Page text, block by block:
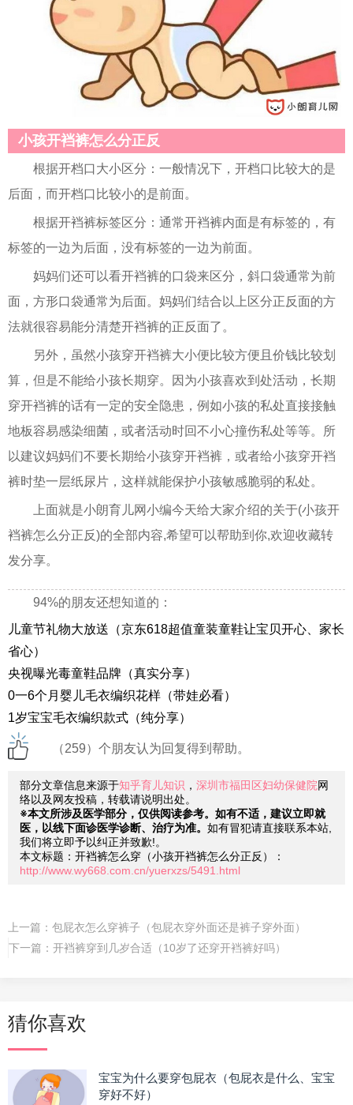
小孩开裆裤怎么分正反
根据开档口大小区分：一般情况下，开档口比较大的是
后面，而开档口比较小的是前面。
根据开裆裤标签区分：通常开裆裤内面是有标签的，有
标签的一边为后面，没有标签的一边为前面。
妈妈们还可以看开裆裤的口袋来区分，斜口袋通常为前
面，方形口袋通常为后面。妈妈们结合以上区分正反面的方
法就很容易能分清楚开裆裤的正反面了。
另外，虽然小孩穿开裆裤大小便比较方便且价钱比较划
算，但是不能给小孩长期穿。因为小孩喜欢到处活动，长期
穿开裆裤的话有一定的安全隐患，例如小孩的私处直接接触
地板容易感染细菌，或者活动时回不小心撞伤私处等等。所
以建议妈妈们不要长期给小孩穿开裆裤，或者给小孩穿开裆
裤时垫一层纸尿片，这样就能保护小孩敏感脆弱的私处。
上面就是小朗育儿网小编今天给大家介绍的关于(小孩开
裆裤怎么分正反)的全部内容,希望可以帮助到你,欢迎收藏转
发分享。
94%的朋友还想知道的：
儿童节礼物大放送（京东618超值童装童鞋让宝贝开心、家长
省心）
央视曝光毒童鞋品牌（真实分享）
0一6个月婴儿毛衣编织花样（带娃必看）
1岁宝宝毛衣编织款式（纯分享）
（259）个朋友认为回复得到帮助。
部分文章信息来源于知乎育儿知识 ， 深圳市福田区妇幼保健院网
络以及网友投稿，转载请说明出处。
※本文所涉及医学部分，仅供阅读参考。如有不适，建议立即就
医，以线下面诊医学诊断、治疗为准。 如有冒犯请直接联系本站,
我们将立即予以纠正并致歉!。
本文标题：开裆裤怎么穿（小孩开裆裤怎么分正反）：
http://www.wy668.com.cn/yuerxzs/5491.html
上一篇： 包屁衣怎么穿裤子（包屁衣穿外面还是裤子穿外面）
下一篇： 开裆裤穿到几岁合适（10岁了还穿开裆裤好吗）
猜你喜欢
宝宝为什么要穿包屁衣（包屁衣是什么、宝宝
穿好不好）